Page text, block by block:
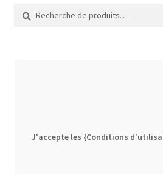
Recherche
pour :
Recherche
J'accepte les {Conditions